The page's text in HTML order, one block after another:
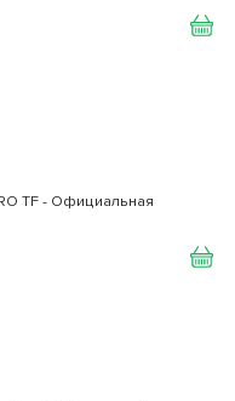
TF - Официальная